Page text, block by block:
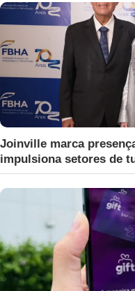
Joinville marca
impulsiona setores de